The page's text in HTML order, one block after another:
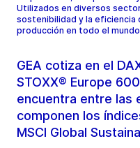
Utilizados en diversos
sostenibilidad y la eficiencia
producción en todo el
GEA cotiza en el
STOXX® Europe
encuentra entre las
componen los
MSCI Global